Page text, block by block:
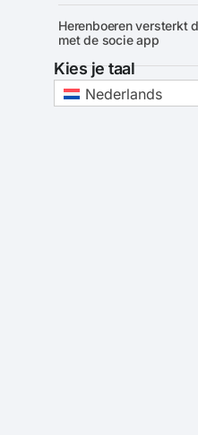
Herenboeren versterkt
met de socie app
Kies je taal
Nederlands